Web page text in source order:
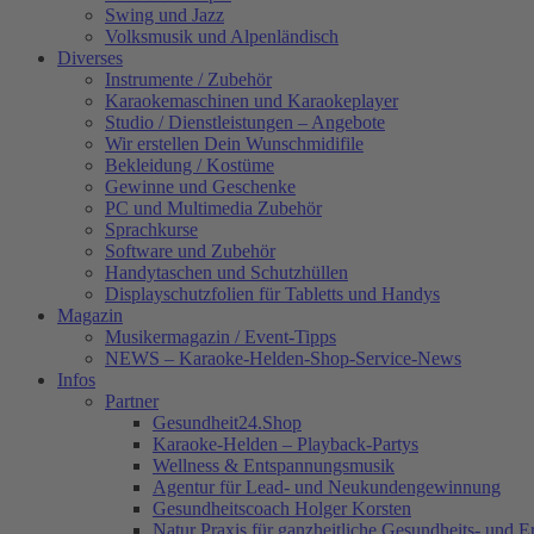
Swing und Jazz
Volksmusik und Alpenländisch
Diverses
Instrumente / Zubehör
Karaokemaschinen und Karaokeplayer
Studio / Dienstleistungen – Angebote
Wir erstellen Dein Wunschmidifile
Bekleidung / Kostüme
Gewinne und Geschenke
PC und Multimedia Zubehör
Sprachkurse
Software und Zubehör
Handytaschen und Schutzhüllen
Displayschutzfolien für Tabletts und Handys
Magazin
Musikermagazin / Event-Tipps
NEWS – Karaoke-Helden-Shop-Service-News
Infos
Partner
Gesundheit24.Shop
Karaoke-Helden – Playback-Partys
Wellness & Entspannungsmusik
Agentur für Lead- und Neukundengewinnung
Gesundheitscoach Holger Korsten
Natur Praxis für ganzheitliche Gesundheits- und